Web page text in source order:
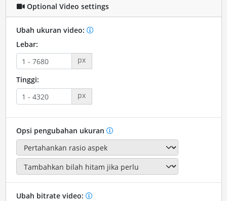
Optional Video settings
Ubah ukuran video:
Lebar:
px
Tinggi:
px
Opsi pengubahan ukuran
Ubah bitrate video: